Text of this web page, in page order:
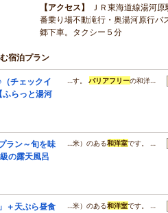
アクセス
ＪＲ東海道線湯河
番乗り場不動滝行・奥湯河原行バ
郷下車。タクシー５分
宿泊プラン
（チェックイ
らっと湯河
…す。バリアフリーの和洋…
ラン～旬を味
の露天風呂
…米）のある和洋室です。 …
＋天ぷら昼食
…米）のある和洋室です。 …